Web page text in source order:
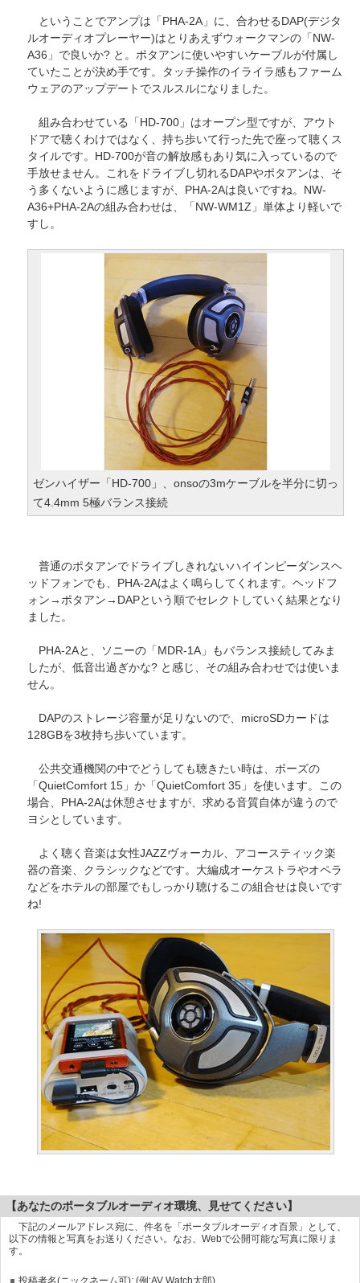
ということでアンプは「PHA-2A」に、合わせるDAP(デジタ
ルオーディオプレーヤー)はとりあえずウォークマンの「NW-
A36」で良いか? と。ポタアンに使いやすいケーブルが付属し
ていたことが決め手です。タッチ操作のイライラ感もファーム
ウェアのアップデートでスルスルになりました。
組み合わせている「HD-700」はオープン型ですが、アウト
ドアで聴くわけではなく、持ち歩いて行った先で座って聴くス
タイルです。HD-700が音の解放感もあり気に入っているので
手放せません。これをドライブし切れるDAPやポタアンは、そ
う多くないように感じますが、PHA-2Aは良いですね。NW-
A36+PHA-2Aの組み合わせは、「NW-WM1Z」単体より軽いで
すし。
ゼンハイザー「HD-700」、onsoの3mケーブルを半分に切っ
て4.4mm 5極バランス接続
普通のポタアンでドライブしきれないハイインピーダンスヘ
ッドフォンでも、PHA-2Aはよく鳴らしてくれます。ヘッドフ
ォン→ポタアン→DAPという順でセレクトしていく結果となり
ました。
PHA-2Aと、ソニーの「MDR-1A」もバランス接続してみま
したが、低音出過ぎかな? と感じ、その組み合わせでは使いま
せん。
DAPのストレージ容量が足りないので、microSDカードは
128GBを3枚持ち歩いています。
公共交通機関の中でどうしても聴きたい時は、ボーズの
「QuietComfort 15」か「QuietComfort 35」を使います。この
場合、PHA-2Aは休憩させますが、求める音質自体が違うので
ヨシとしています。
よく聴く音楽は女性JAZZヴォーカル、アコースティック楽
器の音楽、クラシックなどです。大編成オーケストラやオペラ
などをホテルの部屋でもしっかり聴けるこの組合せは良いです
ね!
【あなたのポータブルオーディオ環境、見せてください】
下記のメールアドレス宛に、件名を「ポータブルオーディオ百景」として、
以下の情報と写真をお送りください。なお、Webで公開可能な写真に限りま
す。
投稿者名(ニックネーム可): (例:AV Watch太郎)